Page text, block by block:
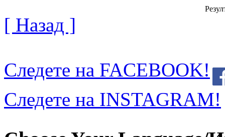
[ Назад ]
Следете на FACEBOOK!
Следете на INSTAGRAM!